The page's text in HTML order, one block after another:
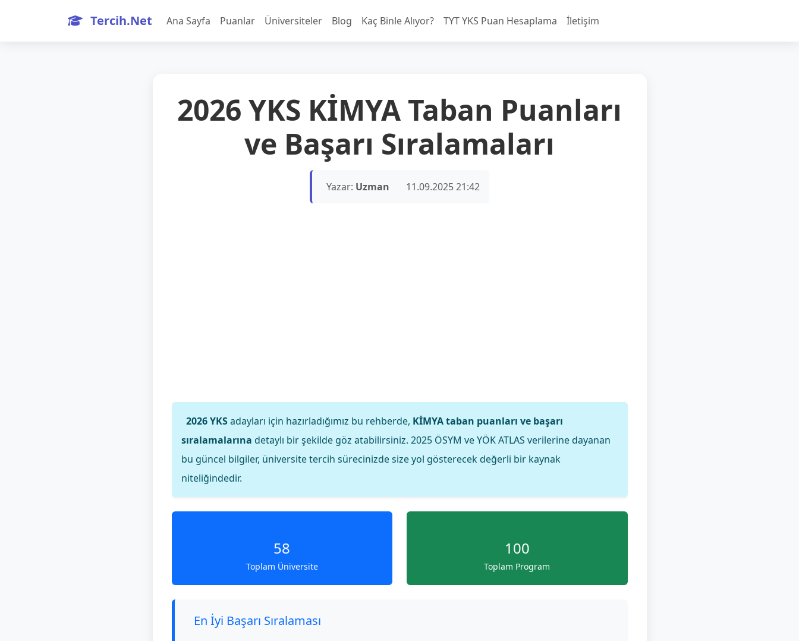
Tercih.Net Ana Sayfa Puanlar Üniversiteler Blog Kaç Binle Alıyor? TYT YKS Puan Hesaplama İletişim
2026 YKS KİMYA Taban Puanları
ve Başarı Sıralamaları
Yazar: Uzman 11.09.2025 21:42
2026 YKSadayları için hazırladığımız bu rehberde, KİMYA taban puanları ve başarı
sıralamalarına detaylı bir şekilde göz atabilirsiniz. 2025 ÖSYM ve YÖK ATLAS verilerine dayanan
bu güncel bilgiler, üniversite tercih sürecinizde size yol gösterecek değerli bir kaynak
niteliğindedir.
58
Toplam Üniversite
100
Toplam Program
En İyi Başarı Sıralaması